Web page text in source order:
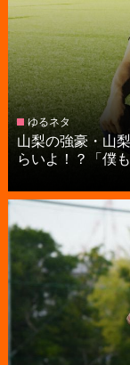
ゆるネタ
山梨の強豪・山
らいよ！？「僕